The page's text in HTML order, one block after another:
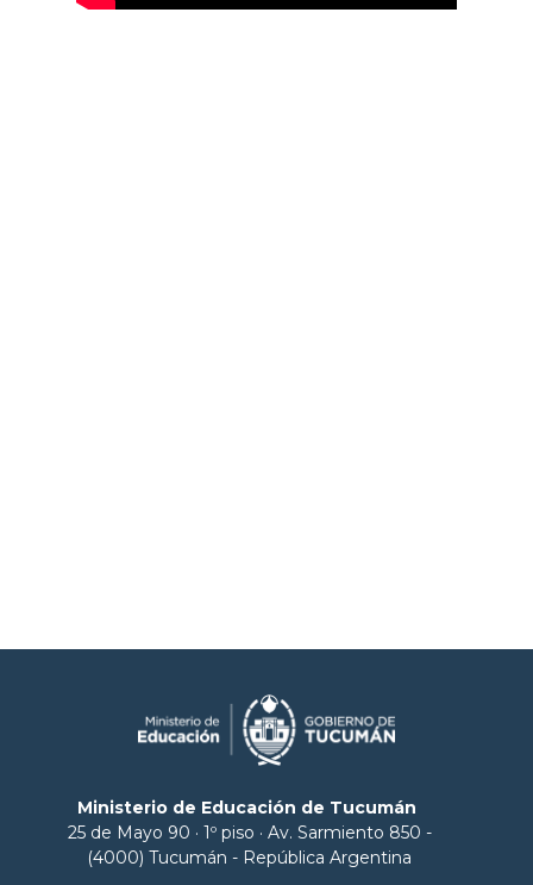
Ministerio de Educación de Tucumán
25 de Mayo 90 · 1º piso · Av. Sarmiento 850 -
(4000) Tucumán - República Argentina